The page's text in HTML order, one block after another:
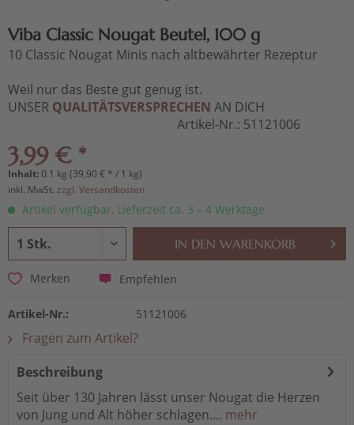
Viba Classic Nougat Beutel, 100 g
10 Classic Nougat Minis nach altbewährter Rezeptur
Weil nur das Beste gut genug ist.
UNSER QUALITÄTSVERSPRECHEN AN DICH
Artikel-Nr.: 51121006
3,99 € *
Inhalt:0.1 kg (39,90 € * / 1 kg)
inkl. MwSt. zzgl. Versandkosten
Artikel verfügbar, Lieferzeit ca. 3 – 4 Werktage
IN DEN WARENKORB
Merken Empfehlen
Artikel-Nr.: 51121006
Fragen zum Artikel?
Beschreibung
Seit über 130 Jahren lässt unser Nougat die Herzen
von Jung und Alt höher schlagen.... mehr